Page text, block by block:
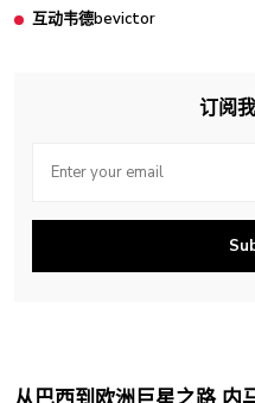
互动韦德bevictor
订阅
从巴西到欧洲巨星之路 内